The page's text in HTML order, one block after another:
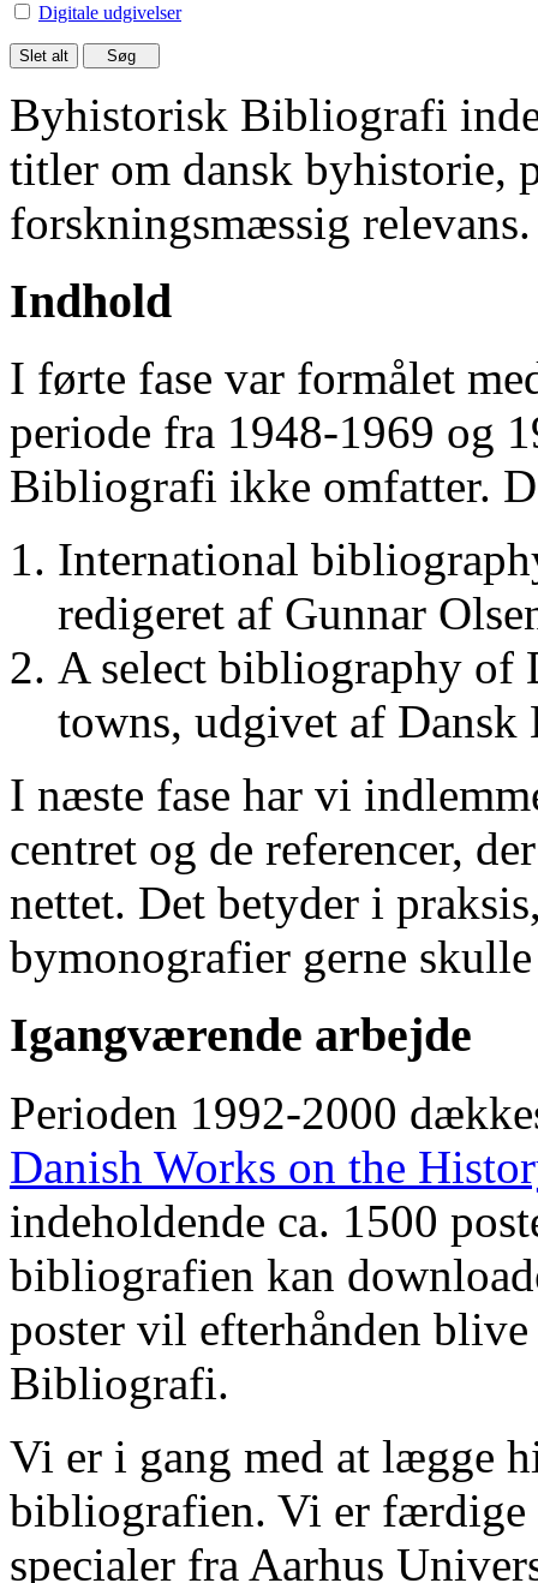
Digitale udgivelser
Byhistorisk Bibliografi
titler om dansk byhistorie,
forskningsmæssig relevans.
Indhold
I førte fase var formålet
periode fra 1948-1969 og
Bibliografi ikke omfatter.
International
redigeret af Gunnar
A select bibliography of
towns, udgivet af
I næste fase har vi
centret og de referencer,
nettet. Det betyder i
bymonografier gerne
Igangværende arbejde
Perioden 1992-2000
Danish Works on the
indeholdende ca. 1500
bibliografien kan
poster vil efterhånden
Bibliografi.
Vi er i gang med at lægge
bibliografien. Vi er færdige
specialer fra Aarhus